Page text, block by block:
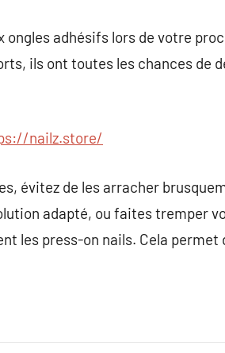
adhésifs lors de votre
ils ont toutes les chances
nailz.store/
évitez de les arracher
adapté, ou faites tremper
les press-on nails. Cela permet